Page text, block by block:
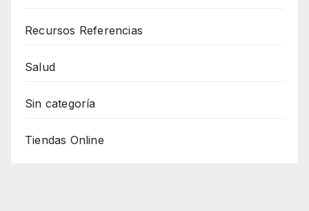
Recursos Referencias
Salud
Sin categoría
Tiendas Online